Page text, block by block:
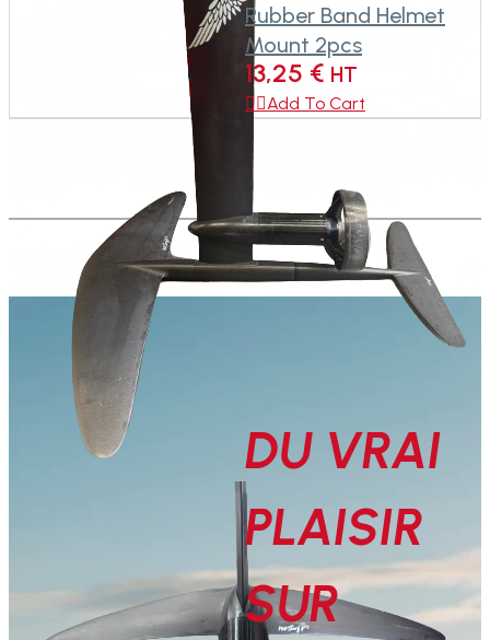
Rubber Band Helmet
Mount 2pcs
13,25 € HT
Add To Cart
DU VRAI
PLAISIR
SUR